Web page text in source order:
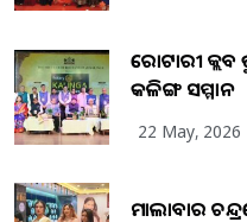
ରୋଟାରୀ
କଳିଙ୍ଗ ସମ୍ମାନ
22 May, 2026
ମାଲାବାର